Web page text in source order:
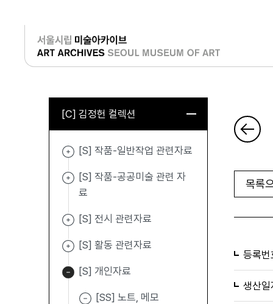
로그인
[C] 김정헌 컬렉션
[S] 작품-일반작업 관련자료
[S] 작품-공공미술 관련 자
료
[S] 전시 관련자료
[S] 활동 관련자료
[S] 개인자료
[SS] 노트, 메모
목록
등록번
생산일